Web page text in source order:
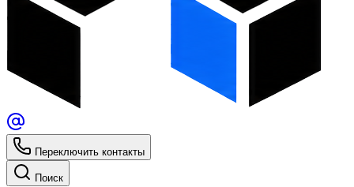
Переключить контакты
Поиск